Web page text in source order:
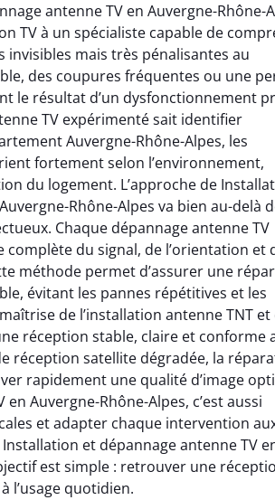
antenne TV en Auvergne-Rhône-
TV à un spécialiste capable de
mais très pénalisantes au
des coupures fréquentes ou une
le résultat d’un dysfonctionnement
TV expérimenté sait identifier
Auvergne-Rhône-Alpes, les
fortement selon l’environnement,
du logement. L’approche de
Rhône-Alpes va bien au-delà
Chaque dépannage antenne TV
complète du signal, de l’orientation et
méthode permet d’assurer une
évitant les pannes répétitives et les
de l’installation antenne TNT et
réception stable, claire et conforme
réception satellite dégradée, la
rapidement une qualité d’image
Auvergne-Rhône-Alpes, c’est aussi
et adapter chaque intervention
et dépannage antenne TV
est simple : retrouver une
l’usage quotidien.